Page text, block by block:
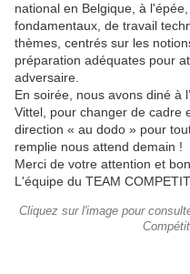
national en Belgique, à
fondamentaux, de travail
thèmes, centrés sur les
préparation adéquates pour
adversaire.
En soirée, nous avons diné à
Vittel, pour changer de cadre
direction « au dodo » pour
remplie nous attend demain !
Merci de votre attention et
L'équipe du TEAM
Cliquez sur l'image pour